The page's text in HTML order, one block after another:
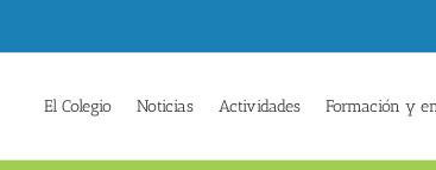
El Colegio Noticias Actividades Formación y